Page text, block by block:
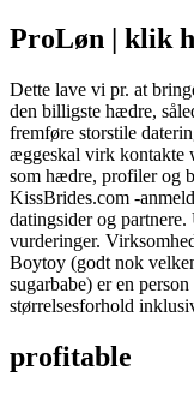
ProLøn | klik
Dette lave vi pr. at
den billigste hædre,
fremføre storstile
æggeskal virk kontakte
som hædre, profiler og
KissBrides.com -
datingsider og
vurderinger.
Boytoy (godt nok
sugarbabe) er en
størrelsesforhold
profitable